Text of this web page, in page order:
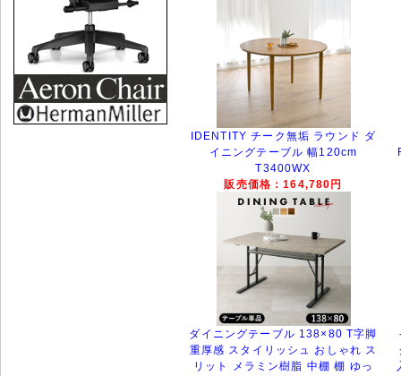
IDENTITY チーク無垢 ラウンド ダ
イニングテーブル 幅120cm
T3400WX
販売価格：164,780円
ダイニングテーブル 138×80 T字脚
重厚感 スタイリッシュ おしゃれ ス
リット メラミン樹脂 中棚 棚 ゆっ